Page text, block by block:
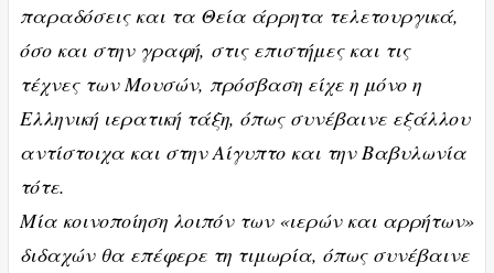
παραδόσεις και τα Θεία άρρητα τελετουργικά,
όσο και στην γραφή, στις επιστήμες και τις
τέχνες των Μουσών, πρόσβαση είχε η μόνο η
Ελληνική ιερατική τάξη, όπως συνέβαινε εξάλλου
αντίστοιχα και στην Αίγυπτο και την Βαβυλωνία
τότε.
Μία κοινοποίηση λοιπόν των «ιερών και αρρήτων»
διδαχών θα επέφερε τη τιμωρία, όπως συνέβαινε